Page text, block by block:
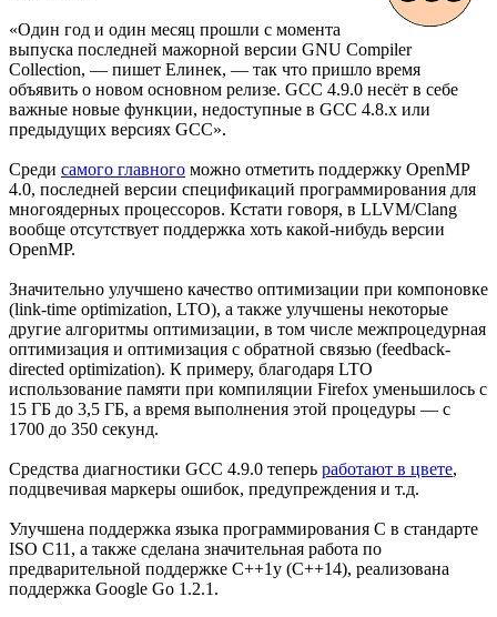
«Один год и один месяц прошли с момента
выпуска последней мажорной версии GNU Compiler
Collection, — пишет Елинек, — так что пришло время
объявить о новом основном релизе. GCC 4.9.0 несёт в себе
важные новые функции, недоступные в GCC 4.8.x или
предыдущих версиях GCC».
Среди самого главного можно отметить поддержку OpenMP
4.0, последней версии спецификаций программирования для
многоядерных процессоров. Кстати говоря, в LLVM/Clang
вообще отсутствует поддержка хоть какой-нибудь версии
OpenMP.
Значительно улучшено качество оптимизации при компоновке
(link-time optimization, LTO), а также улучшены некоторые
другие алгоритмы оптимизации, в том числе межпроцедурная
оптимизация и оптимизация с обратной связью (feedback-
directed optimization). К примеру, благодаря LTO
использование памяти при компиляции Firefox уменьшилось с
15 ГБ до 3,5 ГБ, а время выполнения этой процедуры — с
1700 до 350 секунд.
Средства диагностики GCC 4.9.0 теперь работают в цвете,
подцвечивая маркеры ошибок, предупреждения и т.д.
Улучшена поддержка языка программирования C в стандарте
ISO C11, а также сделана значительная работа по
предварительной поддержке C++1y (C++14), реализована
поддержка Google Go 1.2.1.